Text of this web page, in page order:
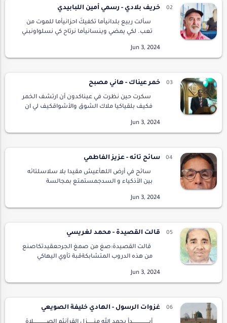
خريف بلادي - رسمي أمين اللبابيدي
سألت ربيع بلدانيأما تكفيكَ احزانيأما للموت من
تعب. لكي يمضي وينسانيأما نرتاح كي نسلواونبني
فيه ملتمسا .من الخلجان شطآنيوريح…
خمر عيناك - هاني مصبح
سكرت حين نظرت في عيناكدون أن ارتشف الخمر
فكيف بلقياكيا ملاك الشوق والأشواقكيف لي ان
بالهياموالقوم يهمسون بينهم هذا مجنون يا
حرامفالخمر حقيقة …
سائح تائه - عزيز الفاطمي
سائح في أرض اللهأعيش مقيدا بلا سلاسلتائه
بين الأذكياء و السدجمستمتع بمجالسة
سائلابنجومها مستنيرابقطرات الندى
منتعشاعظمة الخالق بادية على …
قالت القصيدة - محمد لغريسي
قالت القصيدة:صغ من صمغ الجرحعقيدتكاصنع
من هذه الدروب المتشابكةقبة تأوي اليهاكي
القصيدة:اكتب بالقافية شغبك الأقصىكي تحياأو
تشقى..كي تضيف لشفتيك …
غزوات الرسول - الهادي خليفة الصويعي